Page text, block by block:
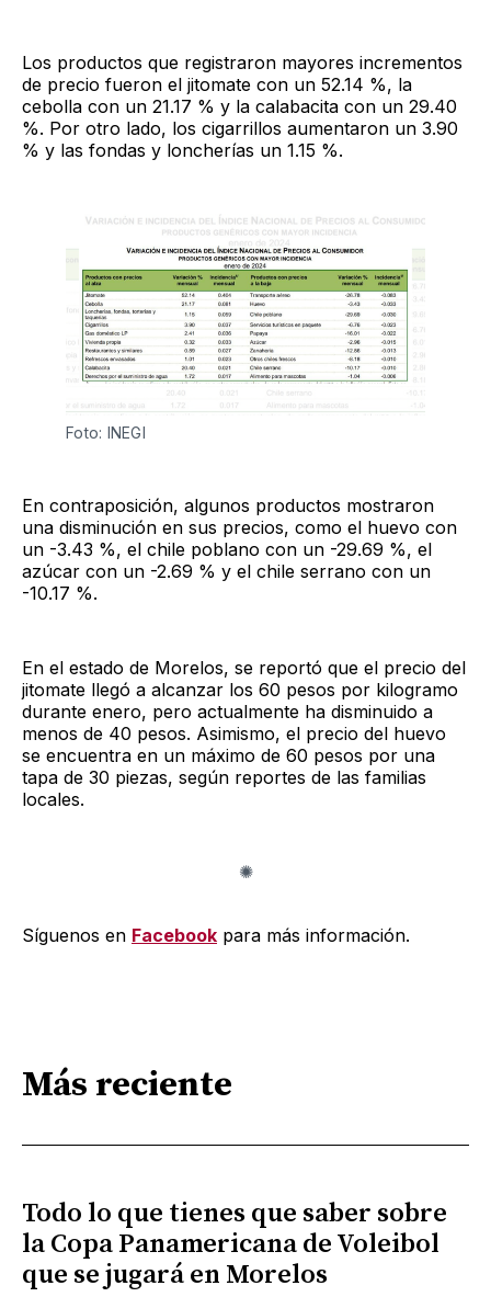
Los productos que registraron mayores incrementos
de precio fueron el jitomate con un 52.14 %, la
cebolla con un 21.17 % y la calabacita con un 29.40
%. Por otro lado, los cigarrillos aumentaron un 3.90
% y las fondas y loncherías un 1.15 %.
Foto: INEGI
En contraposición, algunos productos mostraron
una disminución en sus precios, como el huevo con
un -3.43 %, el chile poblano con un -29.69 %, el
azúcar con un -2.69 % y el chile serrano con un
-10.17 %.
En el estado de Morelos, se reportó que el precio del
jitomate llegó a alcanzar los 60 pesos por kilogramo
durante enero, pero actualmente ha disminuido a
menos de 40 pesos. Asimismo, el precio del huevo
se encuentra en un máximo de 60 pesos por una
tapa de 30 piezas, según reportes de las familias
locales.
Síguenos en Facebook para más información.
Más reciente
Todo lo que tienes que saber sobre
la Copa Panamericana de Voleibol
que se jugará en Morelos